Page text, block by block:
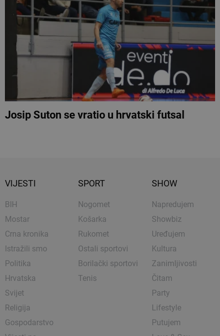
Josip Suton se vratio u hrvatski futsal
VIJESTI
BIH
Mostar
Crna kronika
Istražili smo
Politika
Hrvatska
Svijet
Religija
Gospodarstvo
SPORT
Nogomet
Košarka
Rukomet
Ostali sportovi
Borilački sportovi
Tenis
SHOW
Napredujem
Showbiz
Uređujem
Kultura
Zanimljivosti
Čitam
Party
Lifestyle
Putujem